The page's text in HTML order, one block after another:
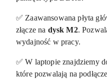
✅ Zaawansowana płyta
złącze na dysk M2.
wydajność w pracy.
✅ W laptopie znajdziemy
które pozwalają na